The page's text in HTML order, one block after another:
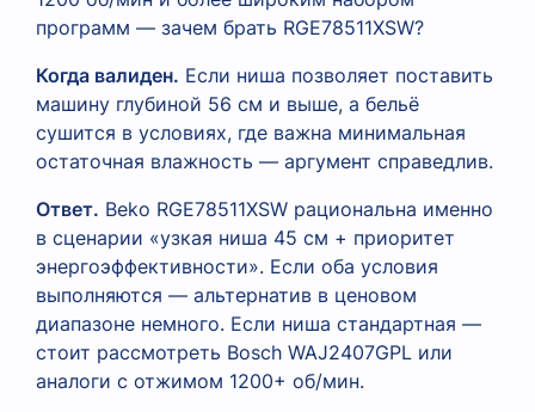
программ — зачем брать RGE78511XSW?
Когда валиден. Если ниша позволяет поставить
машину глубиной 56 см и выше, а бельё
сушится в условиях, где важна минимальная
остаточная влажность — аргумент справедлив.
Ответ. Beko RGE78511XSW рациональна именно
в сценарии «узкая ниша 45 см + приоритет
энергоэффективности». Если оба условия
выполняются — альтернатив в ценовом
диапазоне немного. Если ниша стандартная —
стоит рассмотреть Bosch WAJ2407GPL или
аналоги с отжимом 1200+ об/мин.